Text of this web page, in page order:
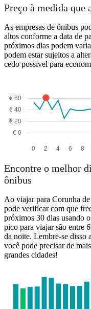
Preço à medida que
As empresas de ônibus
altos conforme a data de
próximos dias podem
podem estar sujeitos a
cedo possível para
Encontre o melhor
ônibus
Ao viajar para Corunha
pode verificar com que
próximos 30 dias usando
pico para viajar são entre
da noite. Lembre-se disso
você pode precisar de
grandes cidades!